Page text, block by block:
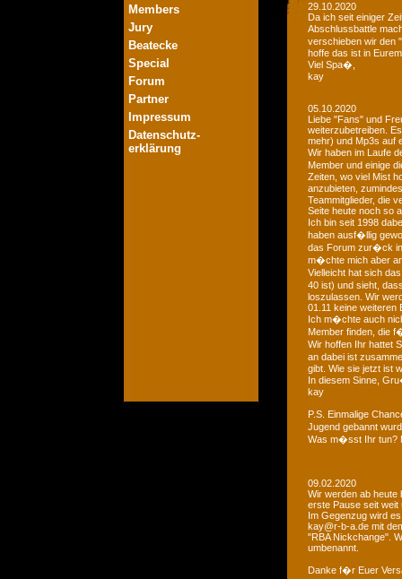
Members
Jury
Beatecke
Special
Forum
Partner
Impressum
Datenschutz-
erklärung
29.10.2020
Da ich seit einiger
Abschlussbattle
verschieben wir den
hoffe das ist in
Viel Spa�,
kay
05.10.2020
Liebe "Fans" und
weiterzubetreiben.
mehr) und Mp3s auf
Wir haben im Laufe
Member und einige
Zeiten, wo viel Mist
anzubieten,
Teammitglieder, die
Seite heute noch so
Ich bin seit 1998
haben ausf�llig
das Forum zur�ck
m�chte mich aber
Vielleicht hat sich
40 ist) und sieht,
loszulassen. Wir
01.11 keine weiteren
Ich m�chte auch
Member finden, die
Wir hoffen Ihr hattet
an dabei ist
gibt. Wie sie jetzt ist
In diesem Sinne,
kay
P.S. Einmalige
Jugend gebannt
Was m�sst Ihr tun?
09.02.2020
Wir werden ab heute
erste Pause seit weit
Im Gegenzug wird
kay@r-b-a.de mit
"RBA Nickchange".
umbenannt.
Danke f�r Euer